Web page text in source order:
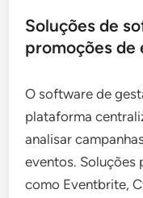
Soluções de
promoções de
O software de
plataforma
analisar
eventos. Soluções
como Eventbrite,